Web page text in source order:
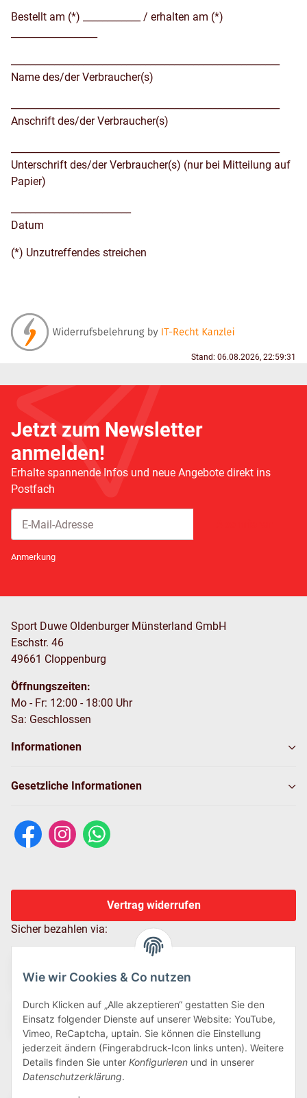
Wie wir Cookies & Co nutzen
Durch Klicken auf „Alle akzeptieren“ gestatten Sie den
Einsatz folgender Dienste auf unserer Website: YouTube,
Vimeo, ReCaptcha, uptain. Sie können die Einstellung
jederzeit ändern (Fingerabdruck-Icon links unten). Weitere
Details finden Sie unter Konfigurieren und in unserer
Datenschutzerklärung.
Bestellt am (*) ____________ / erhalten am (*)
Name des/der Verbraucher(s)
Anschrift des/der Verbraucher(s)
Unterschrift des/der Verbraucher(s) (nur bei Mitteilung auf
Papier)
Datum
(*) Unzutreffendes streichen
Stand: 06.08.2026, 22:59:31
Jetzt zum Newsletter
anmelden!
Erhalte spannende Infos und neue Angebote direkt ins
Postfach
Anmerkung
Sport Duwe Oldenburger Münsterland GmbH
Eschstr. 46
49661 Cloppenburg
Öffnungszeiten:
Mo - Fr: 12:00 - 18:00 Uhr
Sa: Geschlossen
Informationen
Gesetzliche Informationen
Vertrag widerrufen
Sicher bezahlen via:
Wir versenden via: